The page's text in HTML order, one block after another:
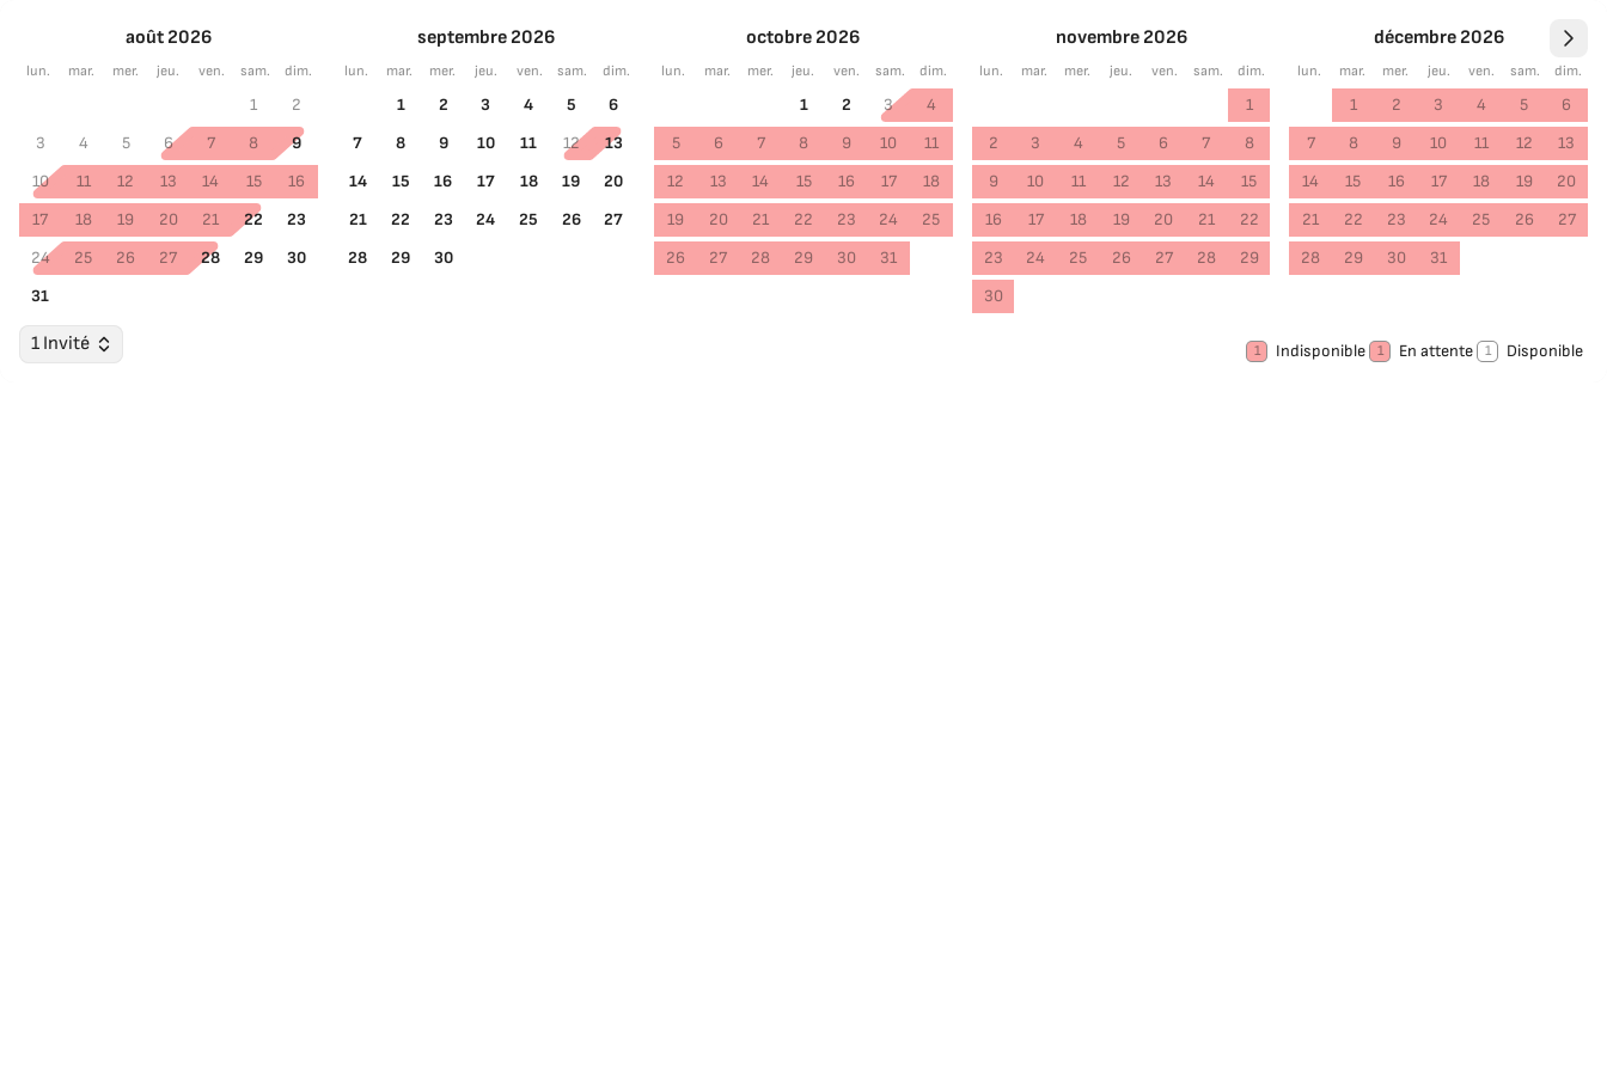
août 2026
lun. mar. mer. jeu. ven. sam. dim.
1
2
3
4 5 6 7 8
9
10
11 12 13 14 15
16
17
18 19 20 21 22
23
24
25 26 27 28 29
30
31
septembre 2026
lun. mar. mer. jeu. ven. sam. dim.
1 2 3 4 5
6
7
8 9 10 11 12
13
14
15 16 17 18 19
20
21
22 23 24 25 26
27
28
29 30
octobre 2026
lun. mar. mer. jeu. ven. sam. dim.
1 2 3
4
5
6 7 8 9 10
11
12
13 14 15 16 17
18
19
20 21 22 23 24
25
26
27 28 29 30 31
novembre 2026
lun. mar. mer. jeu. ven. sam. dim.
1
2
3 4 5 6 7
8
9
10 11 12 13 14
15
16
17 18 19 20 21
22
23
24 25 26 27 28
29
30
décembre 2026
lun. mar. mer. jeu. ven. sam. dim.
1 2 3 4 5
6
7
8 9 10 11 12
13
14
15 16 17 18 19
20
21
22 23 24 25 26
27
28
29 30 31
1 Invité 1 Indisponible 1 En attente 1 Disponible